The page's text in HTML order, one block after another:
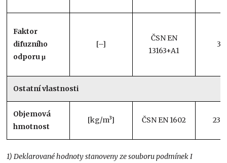
Faktor
difuzního
odporu μ
[–]
ČSN EN
13163+A1
Ostatní vlastnosti
Objemová
hmotnost
[kg/m³] ČSN EN 1602
1) Deklarované hodnoty stanoveny ze souboru podmínek I